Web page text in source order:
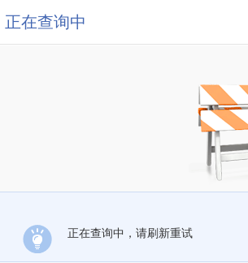
正在查询中
正在查询中，请刷新重试